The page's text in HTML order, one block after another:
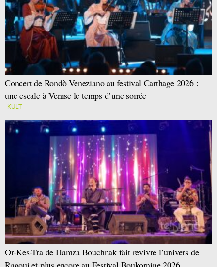
Concert de Rondò Veneziano au festival Carthage 2026 :
une escale à Venise le temps d’une soirée
KULT
Or-Kes-Tra de Hamza Bouchnak fait revivre l’univers de
Ragouj et plus encore au Festival Boukornine 2026